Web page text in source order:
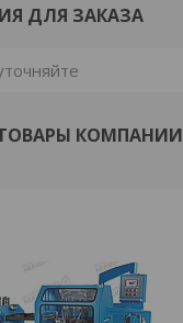
ДЛЯ ЗАКАЗА
КОМПАНИИ